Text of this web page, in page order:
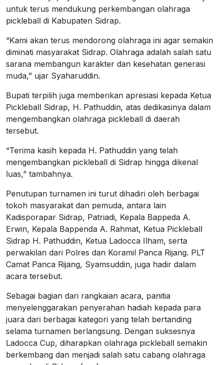
untuk terus mendukung perkembangan olahraga
pickleball di Kabupaten Sidrap.
“Kami akan terus mendorong olahraga ini agar semakin
diminati masyarakat Sidrap. Olahraga adalah salah satu
sarana membangun karakter dan kesehatan generasi
muda,” ujar Syaharuddin.
Bupati terpilih juga memberikan apresiasi kepada Ketua
Pickleball Sidrap, H. Pathuddin, atas dedikasinya dalam
mengembangkan olahraga pickleball di daerah
tersebut.
“Terima kasih kepada H. Pathuddin yang telah
mengembangkan pickleball di Sidrap hingga dikenal
luas,” tambahnya.
Penutupan turnamen ini turut dihadiri oleh berbagai
tokoh masyarakat dan pemuda, antara lain
Kadisporapar Sidrap, Patriadi, Kepala Bappeda A.
Erwin, Kepala Bappenda A. Rahmat, Ketua Pickleball
Sidrap H. Pathuddin, Ketua Ladocca Ilham, serta
perwakilan dari Polres dan Koramil Panca Rijang. PLT
Camat Panca Rijang, Syamsuddin, juga hadir dalam
acara tersebut.
Sebagai bagian dari rangkaian acara, panitia
menyelenggarakan penyerahan hadiah kepada para
juara dari berbagai kategori yang telah bertanding
selama turnamen berlangsung. Dengan suksesnya
Ladocca Cup, diharapkan olahraga pickleball semakin
berkembang dan menjadi salah satu cabang olahraga